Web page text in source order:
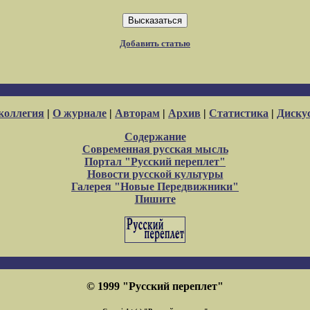
Добавить статью
| О журнале | Авторам | Архив | Статистика |
Содержание
Современная русская мысль
Портал "Русский переплет"
Новости русской культуры
Галерея "Новые Передвижники"
Пишите
© 1999 "Русский переплет"